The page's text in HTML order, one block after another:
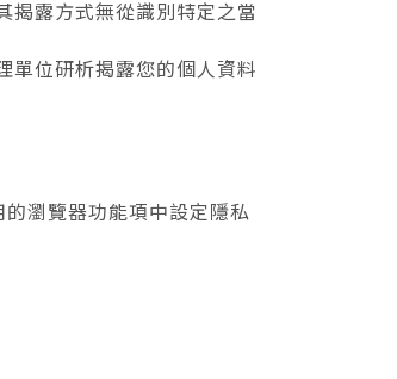
揭露方式無從識別特定之當
單位研析揭露您的個人資料
瀏覽器功能項中設定隱私